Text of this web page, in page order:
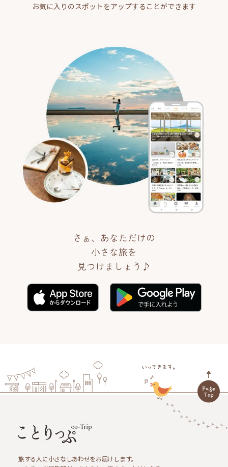
お気に入りのスポットをアップすることができます
さぁ、あなただけの
小さな旅を
見つけましょう♪
旅する人に小さなしあわせをお届けします。